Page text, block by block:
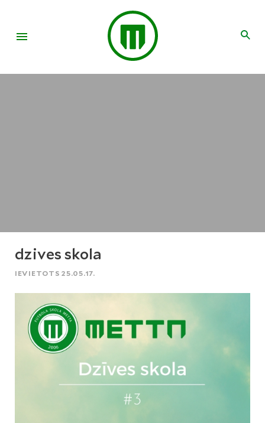
dzives skola
IEVIETOTS 25.05.17.